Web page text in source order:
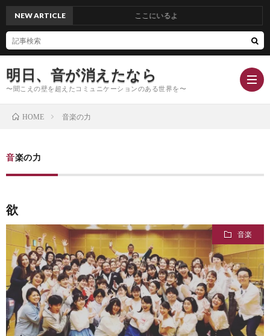
明日、音が消えたなら
〜聞こえの壁を超えたコミュニケーションのある世界を〜
NEW ARTICLE ここにいるよ
HOME 音楽の力
音楽の力
欲
音楽